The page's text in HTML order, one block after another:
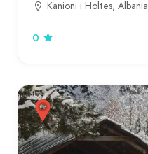
Kanioni i Holtes, Albania
0